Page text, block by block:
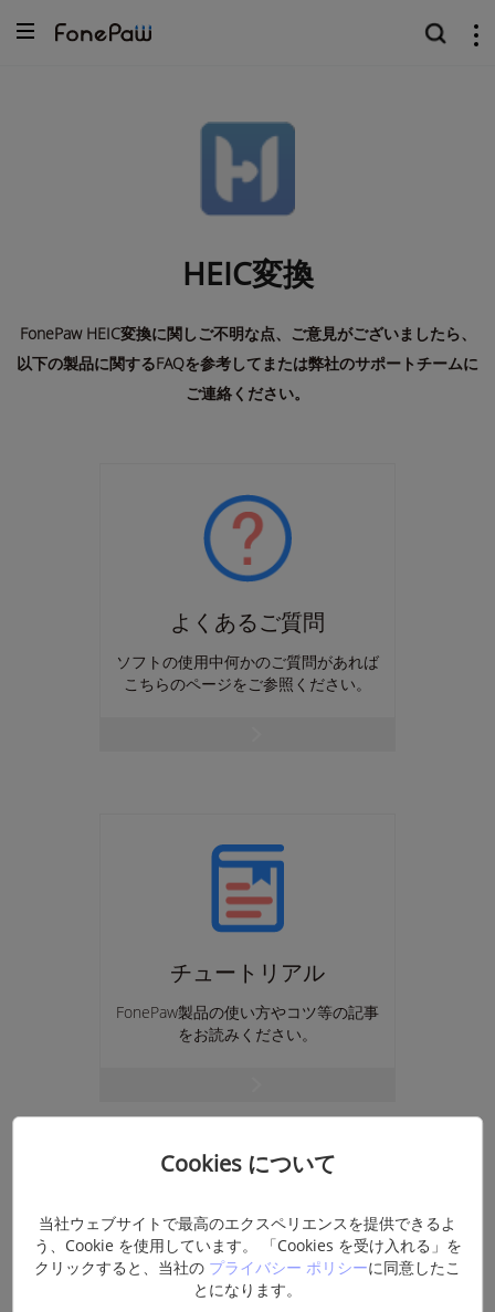
HEIC変換
FonePaw HEIC変換に関しご不明な点、ご意見がございましたら、
以下の製品に関するFAQを参考してまたは弊社のサポートチームに
ご連絡ください。
よくあるご質問
ソフトの使用中何かのご質問があれば
こちらのページをご参照ください。
チュートリアル
FonePaw製品の使い方やコツ等の記事
をお読みください。
Cookies について
当社ウェブサイトで最高のエクスペリエンスを提供できるよ
う、Cookie を使用しています。 「Cookies を受け入れる」を
クリックすると、当社の プライバシー ポリシーに同意したこ
とになります。